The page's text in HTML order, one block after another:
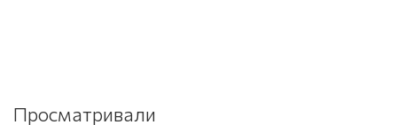
Просматривали